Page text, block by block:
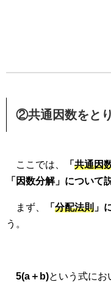
②共通因数をと
ここでは、 「 共通因
「因数分解」について
まず、 「 分配法則 」
う。
5(a＋b)という式にお